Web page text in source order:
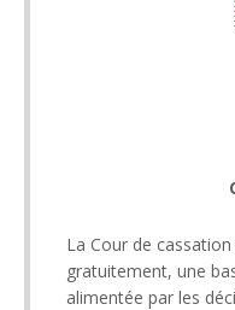
La Cour de
gratuitement, une
alimentée par les